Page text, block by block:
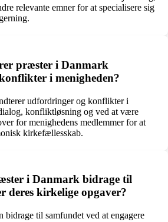
relevante emner for at specialisere sig
præster i Danmark
i menigheden?
udfordringer og konflikter i
konfliktløsning og ved at være
for menighedens medlemmer for at
kirkefællesskab.
i Danmark bidrage til
deres kirkelige opgaver?
bidrage til samfundet ved at engagere